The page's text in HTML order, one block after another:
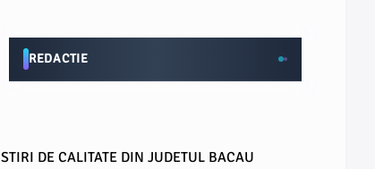
REDACTIE
STIRI DE CALITATE DIN JUDETUL BACAU